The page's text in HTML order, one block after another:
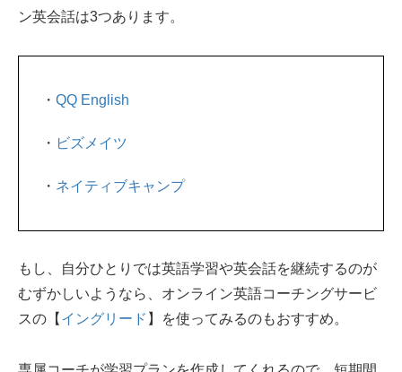
ン英会話は3つあります。
・ QQ English
・ ビズメイツ
・ ネイティブキャンプ
もし、自分ひとりでは英語学習や英会話を継続するのが
むずかしいようなら、オンライン英語コーチングサービ
スの【 イングリード 】を使ってみるのもおすすめ。